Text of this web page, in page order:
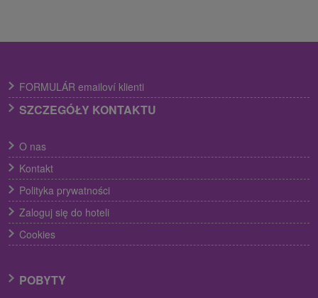
FORMULÁR emailoví klienti
SZCZEGÓŁY KONTAKTU
O nas
Kontakt
Polityka prywatności
Zaloguj się do hoteli
Cookies
POBYTY